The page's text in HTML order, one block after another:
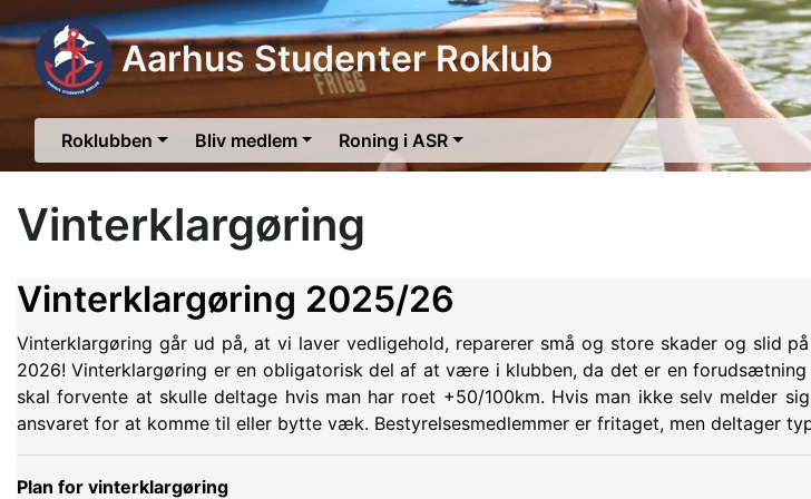
Aarhus Studenter Roklub
Roklubben Bliv medlem Roning i ASR
Vinterklargøring
Vinterklargøring 2025/26
Vinterklargøring går ud på, at vi laver vedligehold, reparerer små og store skader og slid
2026! Vinterklargøring er en obligatorisk del af at være i klubben, da det er en
skal forvente at skulle deltage hvis man har roet +50/100km. Hvis man ikke selv melder
ansvaret for at komme til eller bytte væk. Bestyrelsesmedlemmer er fritaget, men deltager
Plan for vinterklargøring